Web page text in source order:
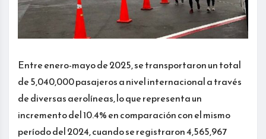
Entre enero-mayo de 2025, se transportaron un total
de 5,040,000 pasajeros a nivel internacional a través
de diversas aerolíneas, lo que representa un
incremento del 10.4% en comparación con el mismo
período del 2024, cuando se registraron 4,565,967